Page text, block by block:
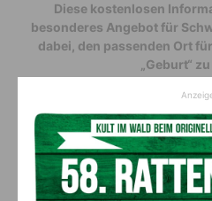
Diese kostenlosen
besonderes Angebot für
dabei, den passenden Ort
„Geburt“
23. Februar, 18:30 Uhr bis
Wo: Seminarraum A/B
Bitte beachten Sie die FFP2-
Hygienemaßnahmen im LKH